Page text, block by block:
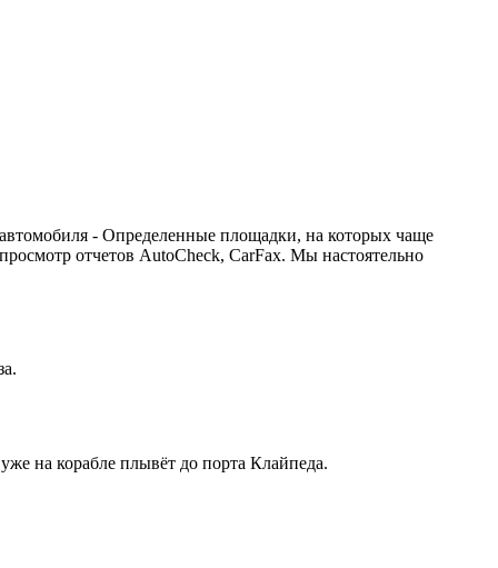
- Определенные площадки, на которых чаще
отчетов AutoCheck, CarFax. Мы настоятельно
на корабле плывёт до порта Клайпеда.